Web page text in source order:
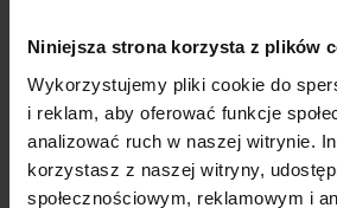
Niniejsza strona korzysta z plików
Wykorzystujemy pliki cookie do
i reklam, aby oferować funkcje
analizować ruch w naszej witrynie.
korzystasz z naszej witryny,
społecznościowym, reklamowym i
Na podstawie 28295 opinii.
tutaj.